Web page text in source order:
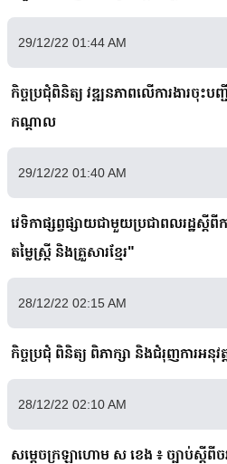
29/12/22 01:44 AM
កិច្ចប្រជុំពិនិត្យ វឌ្ឍនភាពលើការងារចុះប
កណ្តាល
29/12/22 01:40 AM
វេទិកាផ្សព្វផ្សាយជាមួយប្រជាពលរដ្ឋស្
តម្លៃស្ត្រី និងគ្រួសារខ្មែរ"
28/12/22 02:15 AM
កិច្ចប្រជុំ ពិនិត្យ ពិភាក្សា និងជំរុញការអនុ
28/12/22 02:10 AM
សម្ដេចក្រឡាហោម ស ខេង ៖ ច្បាប់ស្តីពីចរ